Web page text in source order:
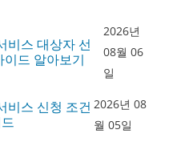
비스 대상자 선
드 알아보기
2026년
08월 06
일
비스 신청 조건 2026년 08
월 05일